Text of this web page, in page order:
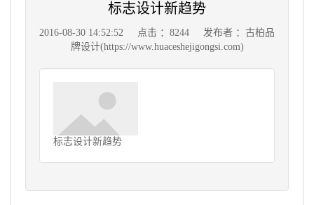
标志设计新趋势
2016-08-30 14:52:52 点击 ：8244
发布者 ：古柏品
牌设计(https://www.huaceshejigongsi.com)
标志设计新趋势